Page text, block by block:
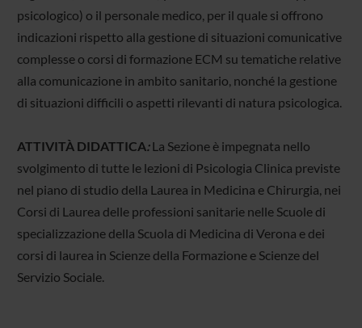
psicologico) o il personale medico, per il quale si offrono
indicazioni rispetto alla gestione di situazioni comunicative
complesse o corsi di formazione ECM su tematiche relative
alla comunicazione in ambito sanitario, nonché la gestione
di situazioni difficili o aspetti rilevanti di natura psicologica.
ATTIVITÀ DIDATTICA:La Sezione è impegnata nello
svolgimento di tutte le lezioni di Psicologia Clinica previste
nel piano di studio della Laurea in Medicina e Chirurgia, nei
Corsi di Laurea delle professioni sanitarie nelle Scuole di
specializzazione della Scuola di Medicina di Verona e dei
corsi di laurea in Scienze della Formazione e Scienze del
Servizio Sociale.